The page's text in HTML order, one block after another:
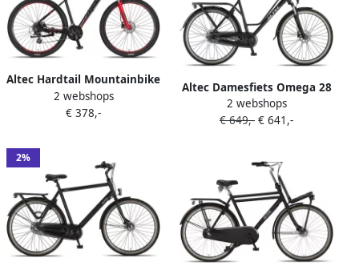
Altec Hardtail Mountainbike
Camaro MTB 27.5 Inch 45
cm Unisex 24V Hydraulische
2 webshops
€ 378,-
Altec Damesfiets Omega 28
Inch 55 cm Dames 7V
Hydraulische schijfrem
2 webshops
€ 649,- € 641,-
2%